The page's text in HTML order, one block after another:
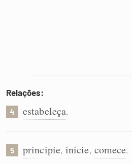
Relações:
4 estabeleça.
5 principie, inicie, comece.